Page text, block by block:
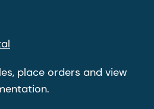
place orders and view